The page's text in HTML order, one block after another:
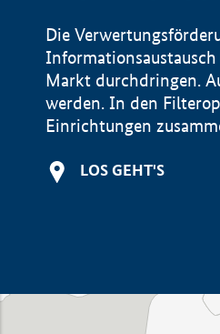
Die
Markt durchdringen.
werden. In den
Einrichtungen
LOS GEHT'S